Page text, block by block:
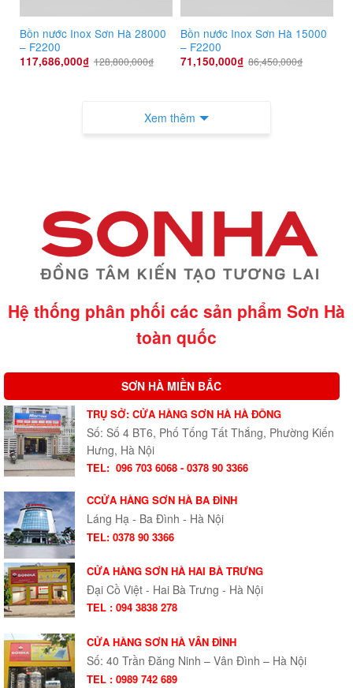
Bồn nước Inox Sơn Hà 28000
– F2200
117,686,000₫ 128,800,000₫
Bồn nước Inox Sơn Hà 15000
– F2200
71,150,000₫ 86,450,000₫
Xem thêm
Hệ thống phân phối các sản phẩm Sơn Hà
toàn quốc
SƠN HÀ MIỀN BẮC
TRỤ SỞ: CỬA HÀNG SƠN HÀ HÀ ĐÔNG
Số: Số 4 BT6, Phố Tống Tất Thắng, Phường Kiến
Hưng, Hà Nội
TEL: 096 703 6068 - 0378 90 3366
CCỬA HÀNG SƠN HÀ BA ĐÌNH
Láng Hạ - Ba Đình - Hà Nội
TEL: 0378 90 3366
CỬA HÀNG SƠN HÀ HAI BÀ TRƯNG
Đại Cồ Việt - Hai Bà Trưng - Hà Nội
TEL : 094 3838 278
CỬA HÀNG SƠN HÀ VÂN ĐÌNH
Số: 40 Trần Đăng Ninh – Vân Đình – Hà Nội
TEL : 0989 742 689